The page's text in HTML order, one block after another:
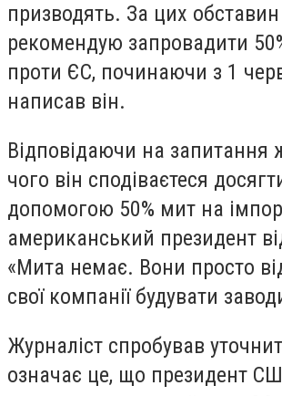
призводять. За цих
рекомендую запровадити
проти ЄС, починаючи з 1
написав він.
Відповідаючи на запитання
чого він сподіваєтеся
допомогою 50% мит на
американський президент
«Мита немає. Вони просто
свої компанії будувати
Журналіст спробував
означає це, що президент